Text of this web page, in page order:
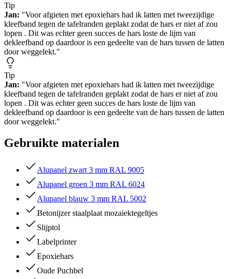
Tip
Jan: "Voor afgieten met epoxiehars had ik latten met tweezijdige
kleefband tegen de tafelranden geplakt zodat de hars er niet af zou
lopen . Dit was echter geen succes de hars loste de lijm van
dekleefband op daardoor is een gedeelte van de hars tussen de latten
door weggelekt."
Tip
Jan: "Voor afgieten met epoxiehars had ik latten met tweezijdige
kleefband tegen de tafelranden geplakt zodat de hars er niet af zou
lopen . Dit was echter geen succes de hars loste de lijm van
dekleefband op daardoor is een gedeelte van de hars tussen de latten
door weggelekt."
Gebruikte materialen
Alupanel zwart 3 mm RAL 9005
Alupanel groen 3 mm RAL 6024
Alupanel blauw 3 mm RAL 5002
Betonijzer staalplaat mozaiektegeltjes
Slijptol
Labelprinter
Epoxiehars
Oude Puchbel